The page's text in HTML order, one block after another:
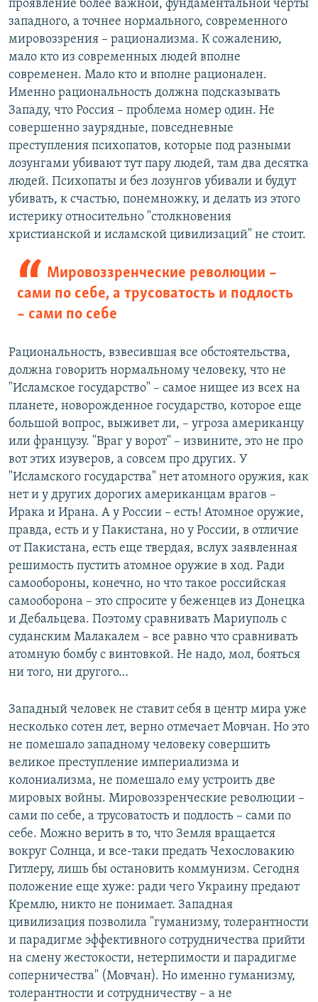
проявление более важной, фундаментальной черты
западного, а точнее нормального, современного
мировоззрения – рационализма. К сожалению,
мало кто из современных людей вполне
современен. Мало кто и вполне рационален.
Именно рациональность должна подсказывать
Западу, что Россия – проблема номер один. Не
совершенно заурядные, повседневные
преступления психопатов, которые под разными
лозунгами убивают тут пару людей, там два десятка
людей. Психопаты и без лозунгов убивали и будут
убивать, к счастью, понемножку, и делать из этого
истерику относительно "столкновения
христианской и исламской цивилизаций" не стоит.
Мировоззренческие революции –
сами по себе, а трусоватость и подлость
– сами по себе
Рациональность, взвесившая все обстоятельства,
должна говорить нормальному человеку, что не
"Исламское государство" – самое нищее из всех на
планете, новорожденное государство, которое еще
большой вопрос, выживет ли, – угроза американцу
или французу. "Враг у ворот" – извините, это не про
вот этих изуверов, а совсем про других. У
"Исламского государства" нет атомного оружия, как
нет и у других дорогих американцам врагов –
Ирака и Ирана. А у России – есть! Атомное оружие,
правда, есть и у Пакистана, но у России, в отличие
от Пакистана, есть еще твердая, вслух заявленная
решимость пустить атомное оружие в ход. Ради
самообороны, конечно, но что такое российская
самооборона – это спросите у беженцев из Донецка
и Дебальцева. Поэтому сравнивать Мариуполь с
суданским Малакалем – все равно что сравнивать
атомную бомбу с винтовкой. Не надо, мол, бояться
ни того, ни другого…
Западный человек не ставит себя в центр мира уже
несколько сотен лет, верно отмечает Мовчан. Но это
не помешало западному человеку совершить
великое преступление империализма и
колониализма, не помешало ему устроить две
мировых войны. Мировоззренческие революции –
сами по себе, а трусоватость и подлость – сами по
себе. Можно верить в то, что Земля вращается
вокруг Солнца, и все-таки предать Чехословакию
Гитлеру, лишь бы остановить коммунизм. Сегодня
положение еще хуже: ради чего Украину предают
Кремлю, никто не понимает. Западная
цивилизация позволила "гуманизму, толерантности
и парадигме эффективного сотрудничества прийти
на смену жестокости, нетерпимости и парадигме
соперничества" (Мовчан). Но именно гуманизму,
толерантности и сотрудничеству – а не